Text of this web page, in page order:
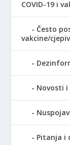
COVID-19 i
Često
vakcine/
Novosti
Pitanja i